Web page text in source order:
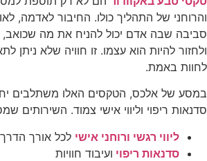
והרוחני של התהליך כולו. החיבור לאדמה,
סביבה שבה אדם יכול להניח את מה
ולחזור להיות הוא עצמו. זו חוויה שלא ניתן
לחוות באמת.
במסע של אלכס, הטקסים האלו משתלבים
סדנאות ריפוי וליווי אישי צמוד. השירותים
ליווי רגשי ורוחני אישי לכל אורך הדרך
סדנאות ריפוי ועיבוד חוויות